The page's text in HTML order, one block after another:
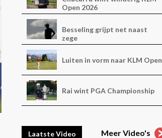
Open 2026
Besseling grijpt net naast
zege
Luiten in vorm naar KLM Open
Rai wint PGA Championship
Laatste Video Meer Video's